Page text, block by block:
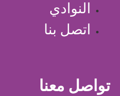
النوادي
اتصل بنا
تواصل معنا